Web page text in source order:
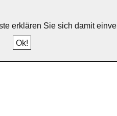
erklären Sie sich damit
Ok!